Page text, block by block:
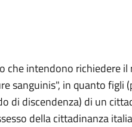
che intendono richiedere
sanguinis", in quanto figli
di discendenza) di un
della cittadinanza